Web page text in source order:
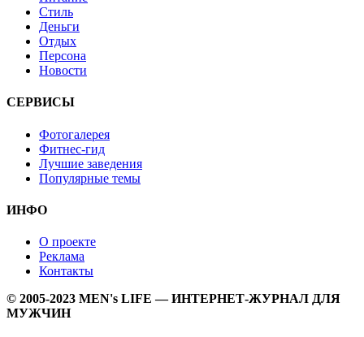
Стиль
Деньги
Отдых
Персона
Новости
СЕРВИСЫ
Фотогалерея
Фитнес-гид
Лучшие заведения
Популярные темы
ИНФО
О проекте
Реклама
Контакты
© 2005-2023 MEN's LIFE — ИНТЕРНЕТ-ЖУРНАЛ ДЛЯ
МУЖЧИН